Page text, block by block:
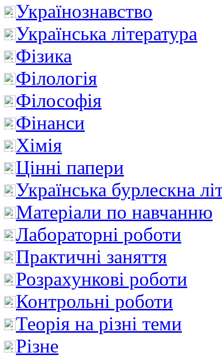
Українознавство
Українська література
Фізика
Філологія
Філософія
Фінанси
Хімія
Цінні папери
Українська бурлескна
Матеріали по навчанню
Лабораторні роботи
Практичні заняття
Розрахункові роботи
Контрольні роботи
Теорія на різні теми
Різне